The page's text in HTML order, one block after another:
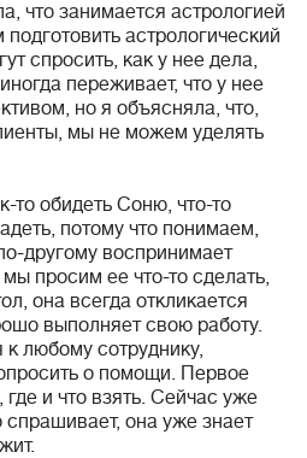
что занимается астрологией
астрологический
спросить, как у нее дела,
переживает, что у нее
но я объясняла, что,
мы не можем уделять
то обидеть Соню, что-то
потому что понимаем,
другому воспринимает
просим ее что-то сделать,
она всегда откликается
выполняет свою работу.
любому сотруднику,
о помощи. Первое
и что взять. Сейчас уже
спрашивает, она уже знает